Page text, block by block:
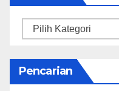
Kategori
Pencarian